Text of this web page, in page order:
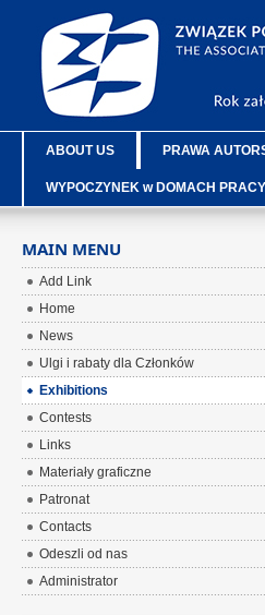
ABOUT US PRAWA
WYPOCZYNEK w DOMACH
MAIN MENU
Add Link
Home
News
Ulgi i rabaty dla Członków
Exhibitions
Contests
Links
Materiały graficzne
Patronat
Contacts
Odeszli od nas
Administrator